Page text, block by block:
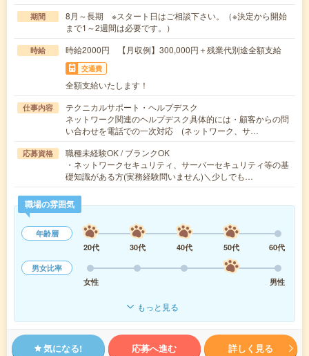
期間
8月～長期 ※スタート日はご相談下さい。（※決定から開始
まで1～2週間は必要です。）
時給 時給2000円 【月収例】300,000円＋残業代別途全額支給
交通費
全額支給いたします！
仕事内容
テクニカルサポート・ヘルプデスク
ネットワーク関連のヘルプデスク具体的には・顧客からの問
い合わせを電話での一次対応 (ネットワーク、サ…
応募資格
職種未経験OK / ブランクOK
・ネットワークセキュリティ、サーバーセキュリティ等の基
礎知識がある方(実務経験問いません)＼少しでも…
職場の雰囲気
年齢層
20代
30代 40代 50代
60代
男女比率
女性
男性
もっと見る
気になる! 応募へ進む 詳しく見る